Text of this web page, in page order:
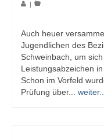
|
Auch heuer
Jugendlichen des
Schweinbach, um
Leistungsabzeichen
Schon im Vorfeld
Prüfung über... weiter...